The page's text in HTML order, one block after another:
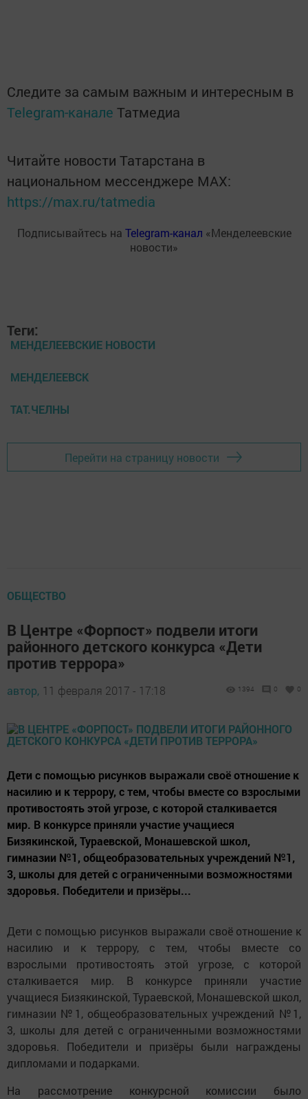
Следите за самым важным и интересным в
Telegram-канале Татмедиа
Читайте новости Татарстана в
национальном мессенджере MАХ:
https://max.ru/tatmedia
Подписывайтесь на Telegram-канал «Менделеевские
новости»
Теги:
МЕНДЕЛЕЕВСКИЕ НОВОСТИ
МЕНДЕЛЕЕВСК
ТАТ.ЧЕЛНЫ
Перейти на страницу новости
ОБЩЕСТВО
В Центре «Форпост» подвели итоги
районного детского конкурса «Дети
против террора»
автор, 11 февраля 2017 - 17:18 1394 0 0
Дети с помощью рисунков выражали своё отношение к
насилию и к террору, с тем, чтобы вместе со взрослыми
противостоять этой угрозе, с которой сталкивается
мир. В конкурсе приняли участие учащиеся
Бизякинской, Тураевской, Монашевской школ,
гимназии №1, общеобразовательных учреждений №1,
3, школы для детей с ограниченными возможностями
здоровья. Победители и призёры...
Дети с помощью рисунков выражали своё отношение к
насилию и к террору, с тем, чтобы вместе со
взрослыми противостоять этой угрозе, с которой
сталкивается мир. В конкурсе приняли участие
учащиеся Бизякинской, Тураевской, Монашевской школ,
гимназии №1, общеобразовательных учреждений №1,
3, школы для детей с ограниченными возможностями
здоровья. Победители и призёры были награждены
дипломами и подарками.
На рассмотрение конкурсной комиссии было